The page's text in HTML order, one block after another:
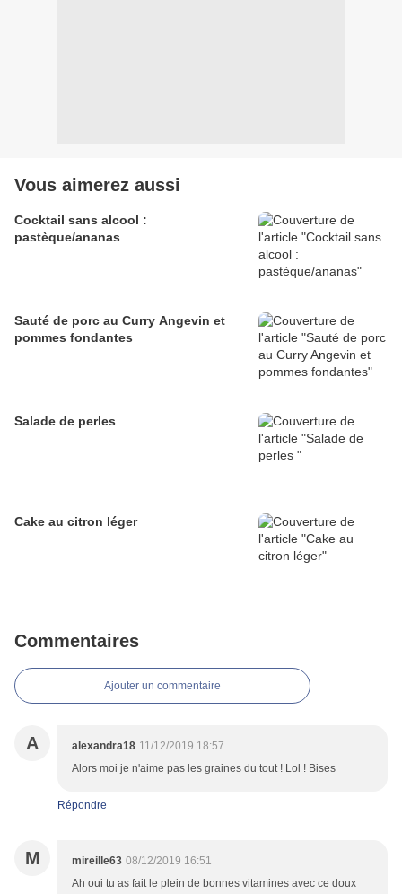
Vous aimerez aussi
Cocktail sans alcool :
pastèque/ananas
Sauté de porc au Curry Angevin et
pommes fondantes
Salade de perles
Cake au citron léger
Commentaires
Ajouter un commentaire
A alexandra18 11/12/2019 18:57
Alors moi je n'aime pas les graines du tout ! Lol ! Bises
Répondre
M mireille63 08/12/2019 16:51
Ah oui tu as fait le plein de bonnes vitamines avec ce doux